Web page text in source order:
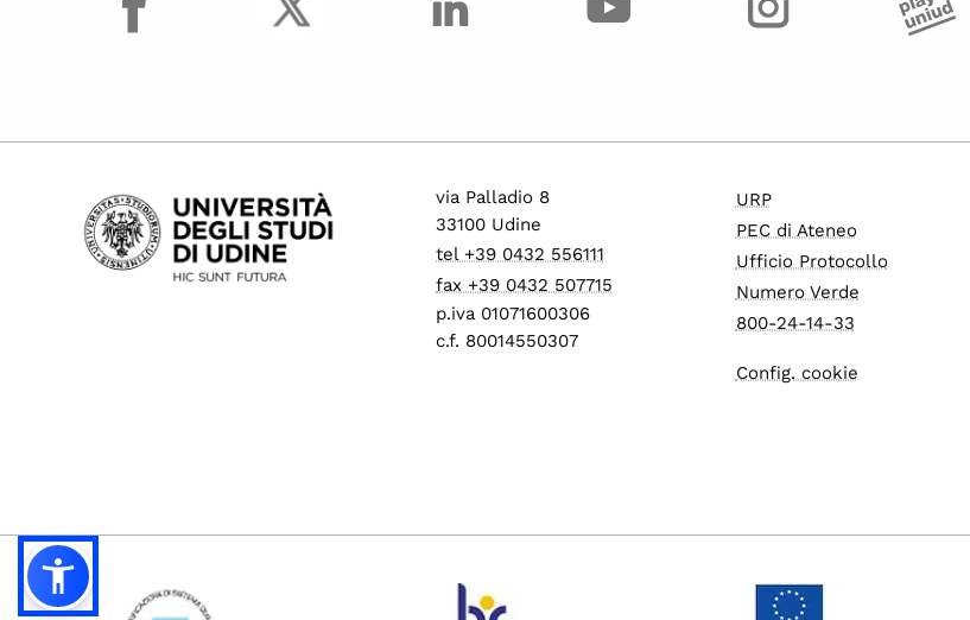
via Palladio 8
33100 Udine
tel +39 0432 556111
fax +39 0432 507715
p.iva 01071600306
c.f. 80014550307
URP
PEC di Ateneo
Ufficio Protocollo
Numero Verde
800-24-14-33
Config. cookie